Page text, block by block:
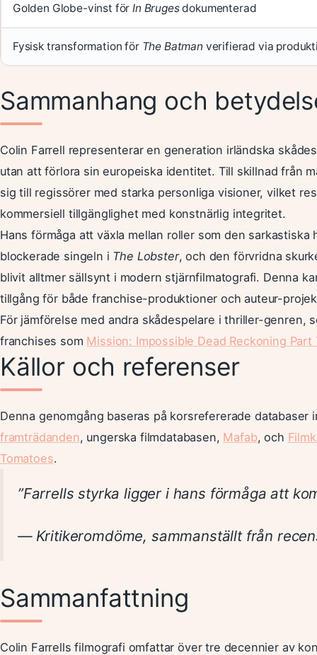
Golden Globe-vinst för In Brugesdokumenterad
Fysisk transformation för The Batman verifierad via
Sammanhang och
Colin Farrell representerar en generation irländska
utan att förlora sin europeiska identitet. Till skillnad från
sig till regissörer med starka personliga visioner, vilket
kommersiell tillgänglighet med konstnärlig integritet.
Hans förmåga att växla mellan roller som den sarkastiska
blockerade singeln i The Lobster, och den förvridna
blivit alltmer sällsynt i modern stjärnfilmatografi. Denna
tillgång för både franchise-produktioner och auteur-
För jämförelse med andra skådespelare i thriller-genren,
franchises som Mission: Impossible Dead Reckoning Part
Källor och referenser
Denna genomgång baseras på korsrefererade databaser
framträdanden, ungerska filmdatabasen, Mafab, och
Tomatoes.
”Farrells styrka ligger i hans förmåga att
— Kritikeromdöme, sammanställt från
Sammanfattning
Colin Farrells filmografi omfattar över tre decennier av